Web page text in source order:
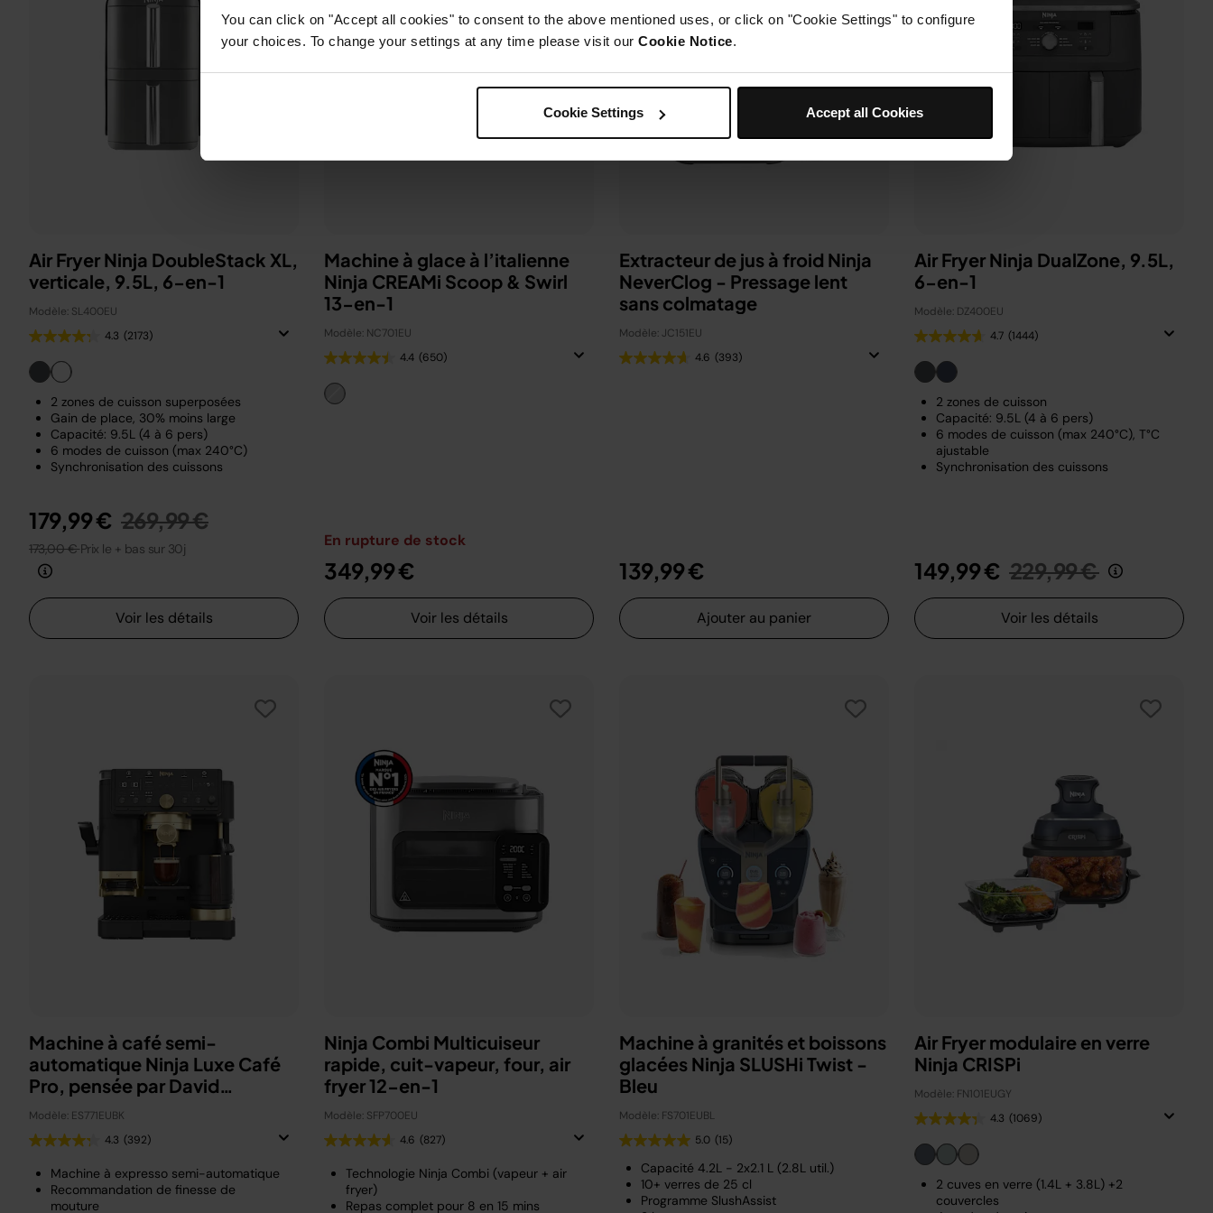
You can click on "Accept all cookies" to consent to the above mentioned uses, or click on "Cookie Settings" to configure
your choices. To change your settings at any time please visit our Cookie Notice.
Cookie Settings Accept all Cookies
Air Fryer Ninja DoubleStack XL,
verticale, 9.5L, 6-en-1
Modèle: SL400EU
4.3 (2173)
2 zones de cuisson superposées
Gain de place, 30% moins large
Capacité: 9.5L (4 à 6 pers)
6 modes de cuisson (max 240°C)
Synchronisation des cuissons
179,99 € Prix réduit de
269,99 €au
173,00 €Prix le + bas sur 30j
Voir les détails
Machine à glace à l’italienne
Ninja CREAMi Scoop & Swirl​
13-en-1
Modèle: NC701EU
4.4 (650)
En rupture de stock
349,99 €
Voir les détails
Extracteur de jus à froid Ninja
NeverClog - Pressage lent
sans colmatage
Modèle: JC151EU
4.6 (393)
139,99 €
Ajouter au panier
Air Fryer Ninja DualZone, 9.5L,
6-en-1
Modèle: DZ400EU
4.7 (1444)
2 zones de cuisson
Capacité: 9.5L (4 à 6 pers)
6 modes de cuisson (max 240°C), T°C
ajustable
Synchronisation des cuissons
149,99 € Prix réduit de
229,99 €au
Voir les détails
Machine à café semi-
automatique Ninja Luxe Café
Pro, pensée par David
Beckham
Modèle: ES771EUBK
4.3 (392)
Machine à expresso semi-automatique
Recommandation de finesse de
mouture
Ninja Combi Multicuiseur
rapide, cuit-vapeur, four, air
fryer 12-en-1
Modèle: SFP700EU
4.6 (827)
Technologie Ninja Combi (vapeur + air
fryer)
Repas complet pour 8 en 15 mins
Machine à granités et boissons
glacées Ninja SLUSHi Twist -
Bleu
Modèle: FS701EUBL
5.0 (15)
Capacité 4.2L - 2x2.1 L (2.8L util.)
10+ verres de 25 cl
Programme SlushAssist
Air Fryer modulaire en verre
Ninja CRISPi
Modèle: FN101EUGY
4.3 (1069)
2 cuves en verre (1.4L + 3.8L) +2
couvercles